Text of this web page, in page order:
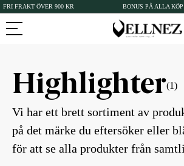
FRI FRAKT ÖVER 900 KR BONUS PÅ ALLA KÖP
Highlighter(1)
Vi har ett brett sortiment av
på det märke du eftersöker eller
för att se alla produkter från